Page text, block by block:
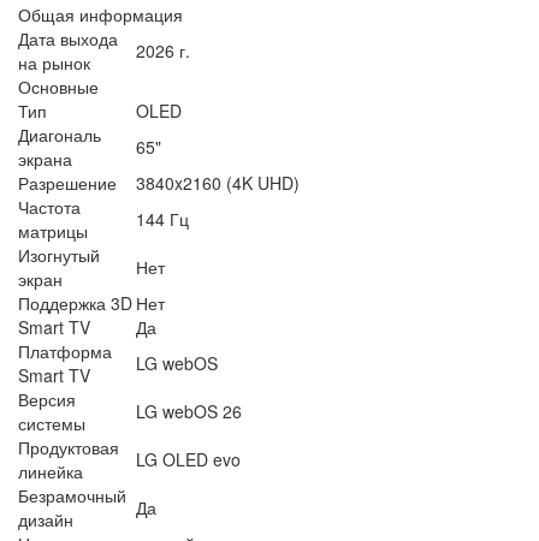
Общая информация
Дата выхода
на рынок
2026 г.
Основные
Тип
OLED
Диагональ
экрана
65"
Разрешение
3840x2160 (4K UHD)
Частота
матрицы
144 Гц
Изогнутый
экран
Нет
Поддержка 3D Нет
Smart TV
Да
Платформа
Smart TV
LG webOS
Версия
системы
LG webOS 26
Продуктовая
линейка
LG OLED evo
Безрамочный
дизайн
Да